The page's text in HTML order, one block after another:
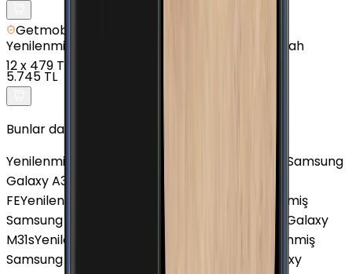
Getmobil Güvencesi
Yenilenmiş
Samsung Galaxy A02s - 32 GB - Siyah
12x 479 TL
5.745 TL
Bunlar da İlginizi Çekebilir
Yenilenmiş Samsung Galaxy J3 Pro
Yenilenmiş Samsung
Galaxy A33
FEYenilenmiş Samsung Galaxy J7 Core
Yenilenmiş
Samsung Galaxy A5 2017
Yenilenmiş Samsung Galaxy
M31sYenilenmiş Samsung Galaxy Z Flip 3
Yenilenmiş
Samsung Galaxy A12
Yenilenmiş Samsung Galaxy